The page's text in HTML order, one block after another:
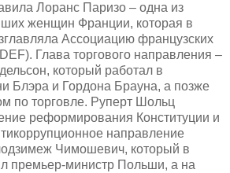
Лоранс Паризо – одна из
женщин Франции, которая в
Ассоциацию французских
). Глава торгового направления –
который работал в
Блэра и Гордона Брауна, а позже
по торговле. Руперт Шольц
реформирования Конституции и
направление
Чимошевич, который в
премьер-министр Польши, а на